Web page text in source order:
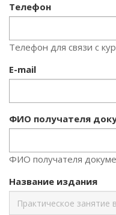
Телефон
Телефон для связи с
E-mail
ФИО получателя
ФИО получателя
Название издания